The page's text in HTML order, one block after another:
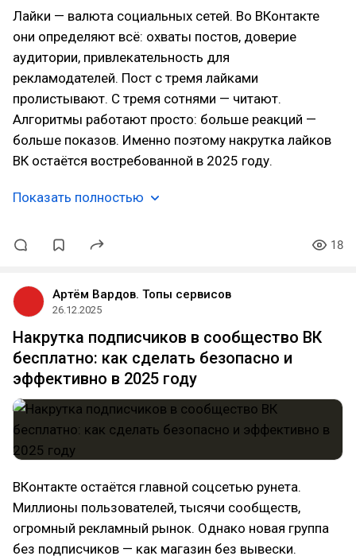
Лайки — валюта социальных сетей. Во ВКонтакте
они определяют всё: охваты постов, доверие
аудитории, привлекательность для
рекламодателей. Пост с тремя лайками
пролистывают. С тремя сотнями — читают.
Алгоритмы работают просто: больше реакций —
больше показов. Именно поэтому накрутка лайков
ВК остаётся востребованной в 2025 году.
Показать полностью
18
Артём Вардов. Топы сервисов
26.12.2025
Накрутка подписчиков в сообщество ВК
бесплатно: как сделать безопасно и
эффективно в 2025 году
ВКонтакте остаётся главной соцсетью рунета.
Миллионы пользователей, тысячи сообществ,
огромный рекламный рынок. Однако новая группа
без подписчиков — как магазин без вывески.